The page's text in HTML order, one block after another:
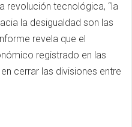
revolución tecnológica, “la
la desigualdad son las
revela que el
registrado en las
cerrar las divisiones entre